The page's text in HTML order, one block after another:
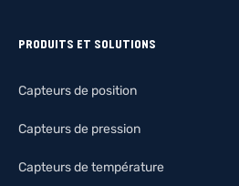
PRODUITS ET SOLUTIONS
Capteurs de position
Capteurs de pression
Capteurs de température